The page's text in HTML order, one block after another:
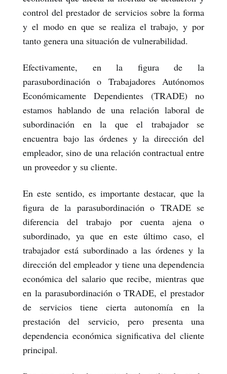
control del prestador de servicios sobre la forma
y el modo en que se realiza el trabajo, y por
tanto genera una situación de vulnerabilidad.
Efectivamente, en la figura de la
parasubordinación o Trabajadores Autónomos
Económicamente Dependientes (TRADE) no
estamos hablando de una relación laboral de
subordinación en la que el trabajador se
encuentra bajo las órdenes y la dirección del
empleador, sino de una relación contractual entre
un proveedor y su cliente.
En este sentido, es importante destacar, que la
figura de la parasubordinación o TRADE se
diferencia del trabajo por cuenta ajena o
subordinado, ya que en este último caso, el
trabajador está subordinado a las órdenes y la
dirección del empleador y tiene una dependencia
económica del salario que recibe, mientras que
en la parasubordinación o TRADE, el prestador
de servicios tiene cierta autonomía en la
prestación del servicio, pero presenta una
dependencia económica significativa del cliente
principal.